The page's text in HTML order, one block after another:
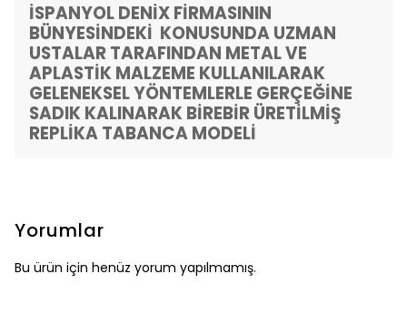
İSPANYOL DENİX FİRMASININ
BÜNYESİNDEKİ KONUSUNDA UZMAN
USTALAR TARAFINDAN METAL VE
APLASTİK MALZEME KULLANILARAK
GELENEKSEL YÖNTEMLERLE GERÇEĞİNE
SADIK KALINARAK BİREBİR ÜRETİLMİŞ
REPLİKA TABANCA MODELİ
Yorumlar
Bu ürün için henüz yorum yapılmamış.